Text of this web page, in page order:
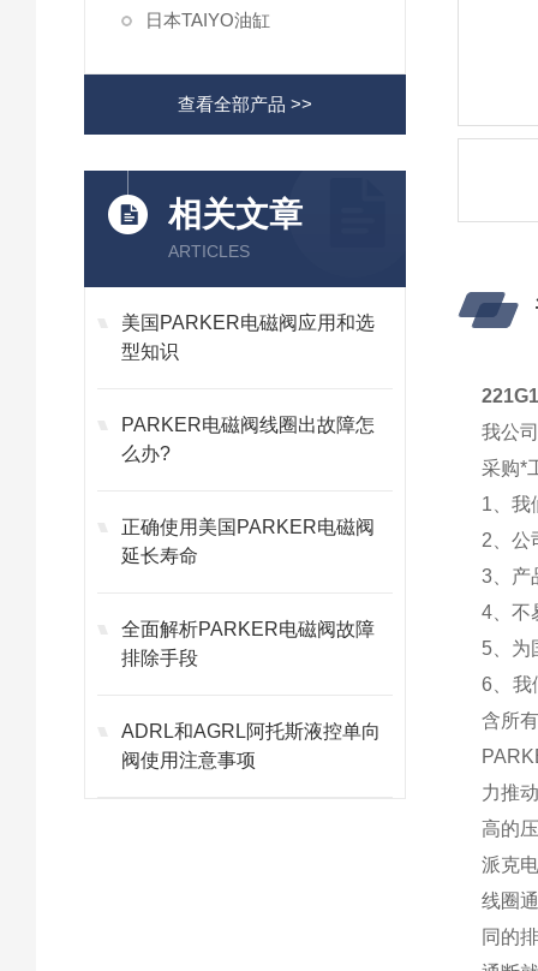
日本TAIYO油缸
查看全部产品 >>
相关文章
ARTICLES
美国PARKER电磁阀应用和选
型知识
PARKER电磁阀线圈出故障怎
么办?
正确使用美国PARKER电磁阀
延长寿命
全面解析PARKER电磁阀故障
排除手段
ADRL和AGRL阿托斯液控单向
阀使用注意事项
我公
采购*
1、我
2、公
3、产
4、不
5、为
6、我
含所
力推
高的
派克
线圈
同的